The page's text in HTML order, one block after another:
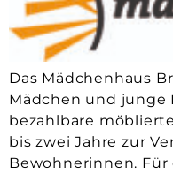
Das Mädchenhaus
Mädchen und junge
bezahlbare
bis zwei Jahre zur
Bewohnerinnen.